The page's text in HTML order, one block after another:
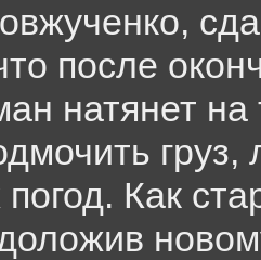
после
натянет
груз,
Как